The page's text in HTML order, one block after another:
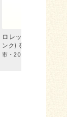
ロレックス
ンク を
市・2026年5月）